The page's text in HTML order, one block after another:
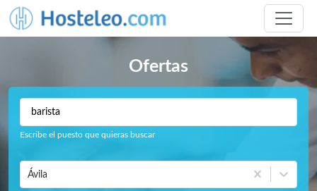
Ofertas
Escribe el puesto que quieras buscar
Ávila